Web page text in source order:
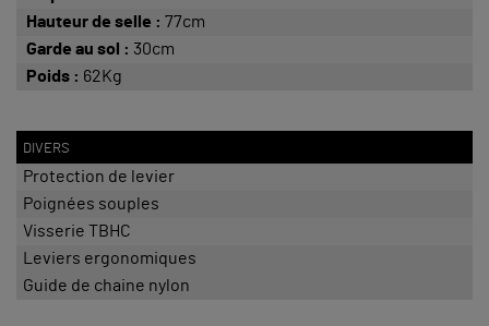
Hauteur de selle : 77cm
Garde au sol : 30cm
Poids : 62Kg
DIVERS
Protection de levier
Poignées souples
Visserie TBHC
Leviers ergonomiques
Guide de chaine nylon